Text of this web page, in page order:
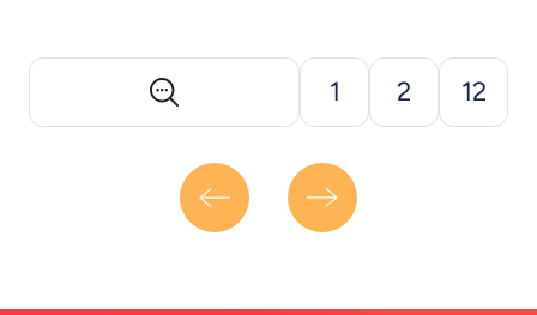
czy klęski żywiołowe. Skuteczne metody leczenia
obejmują terapię poznawczo-behawioralną (CBT),
1 2 12